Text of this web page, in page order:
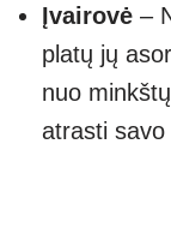
Įvairovė –
platų jų
nuo
atrasti savo